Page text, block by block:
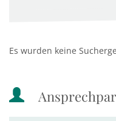
Es wurden keine